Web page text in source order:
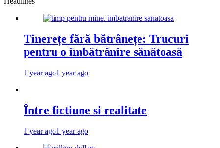
Tinerețe fără bătrânețe: Trucuri
pentru o îmbătrânire sănătoasă
1 year ago1 year ago
Între fictiune si realitate
1 year ago1 year ago